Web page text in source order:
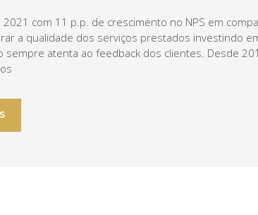
2021 com 11 p.p. de crescimento no NPS em
a qualidade dos serviços prestados investindo
sempre atenta ao feedback dos clientes. Desde